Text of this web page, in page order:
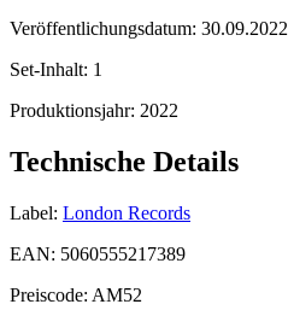
Veröffentlichungsdatum: 30.09.2022
Set-Inhalt: 1
Produktionsjahr: 2022
Technische Details
Label: London Records
EAN: 5060555217389
Preiscode: AM52